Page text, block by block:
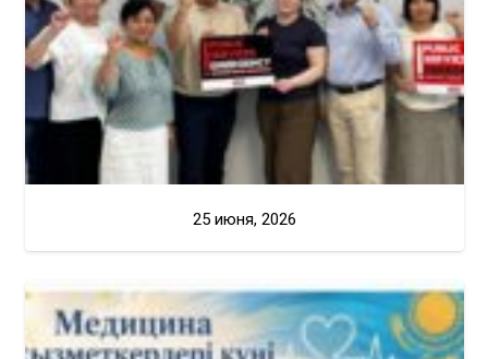
25 июня, 2026